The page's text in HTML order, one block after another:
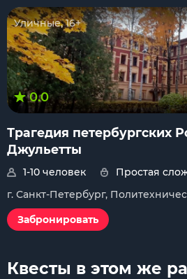
Уличные, 16+
0.0
Трагедия петербургских
Джульетты
1-10 человек
Простая
г. Санкт-Петербург,
Забронировать
Квесты в этом же